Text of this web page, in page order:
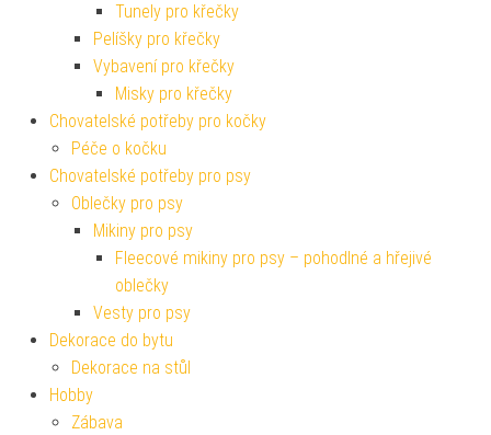
Tunely pro křečky
Pelíšky pro křečky
Vybavení pro křečky
Misky pro křečky
Chovatelské potřeby pro kočky
Péče o kočku
Chovatelské potřeby pro psy
Oblečky pro psy
Mikiny pro psy
Fleecové mikiny pro psy – pohodlné a hřejivé
oblečky
Vesty pro psy
Dekorace do bytu
Dekorace na stůl
Hobby
Zábava